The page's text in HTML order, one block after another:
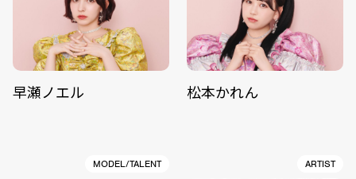
早瀬ノエル 松本かれん
MODEL/TALENT ARTIST